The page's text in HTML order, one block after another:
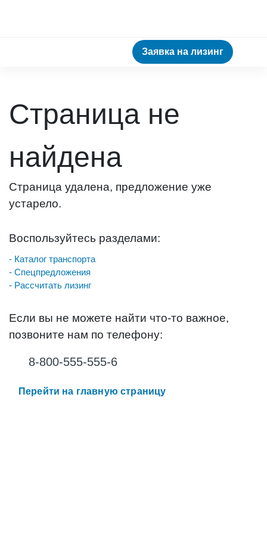
Заявка на лизинг
Страница не
найдена
Страница удалена, предложение уже
устарело.
Воспользуйтесь разделами:
- Каталог транспорта
- Спецпредложения
- Рассчитать лизинг
Если вы не можете найти что-то важное,
позвоните нам по телефону:
8-800-555-555-6
Перейти на главную страницу